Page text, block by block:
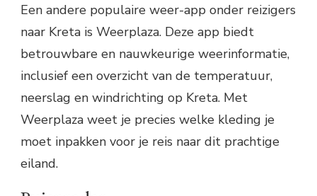
Een andere populaire weer-app onder reizigers
naar Kreta is Weerplaza. Deze app biedt
betrouwbare en nauwkeurige weerinformatie,
inclusief een overzicht van de temperatuur,
neerslag en windrichting op Kreta. Met
Weerplaza weet je precies welke kleding je
moet inpakken voor je reis naar dit prachtige
eiland.